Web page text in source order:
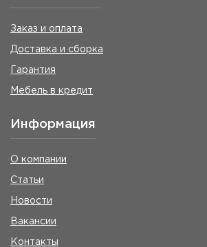
Заказ и оплата
Доставка и сборка
Гарантия
Мебель в кредит
Информация
О компании
Статьи
Новости
Вакансии
Контакты